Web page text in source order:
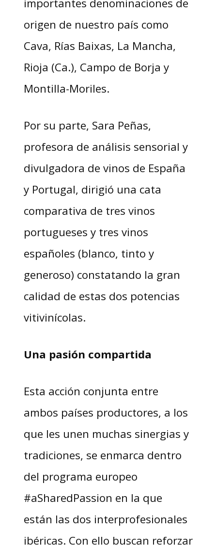
importantes denominaciones de
origen de nuestro país como
Cava, Rías Baixas, La Mancha,
Rioja (Ca.), Campo de Borja y
Montilla-Moriles.
Por su parte, Sara Peñas,
profesora de análisis sensorial y
divulgadora de vinos de España
y Portugal, dirigió una cata
comparativa de tres vinos
portugueses y tres vinos
españoles (blanco, tinto y
generoso) constatando la gran
calidad de estas dos potencias
vitivinícolas.
Una pasión compartida
Esta acción conjunta entre
ambos países productores, a los
que les unen muchas sinergias y
tradiciones, se enmarca dentro
del programa europeo
#aSharedPassion en la que
están las dos interprofesionales
ibéricas. Con ello buscan reforzar